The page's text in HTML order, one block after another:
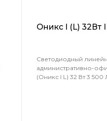
Оникс I (L) 32Вт
Светодиодный
административно-
(Оникс I L) 32 Вт 3 500